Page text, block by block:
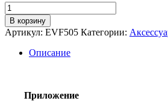
Количество
товара
Соединительный
кабель
evf505
В корзину
Артикул: EVF505 Категории:
Описание
Приложение